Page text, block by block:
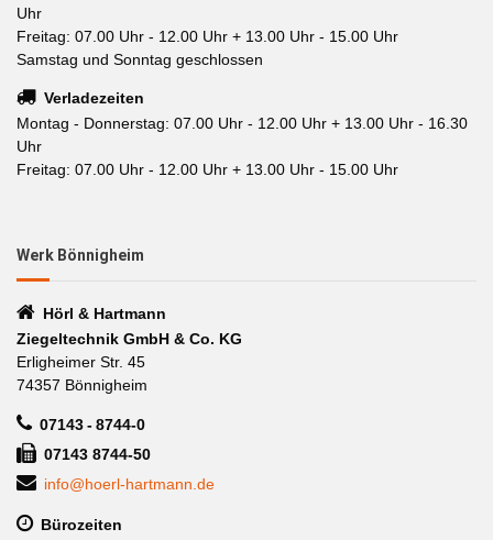
Uhr
Freitag: 07.00 Uhr - 12.00 Uhr + 13.00 Uhr - 15.00 Uhr
Samstag und Sonntag geschlossen
Verladezeiten
Montag - Donnerstag: 07.00 Uhr - 12.00 Uhr + 13.00 Uhr - 16.30
Uhr
Freitag: 07.00 Uhr - 12.00 Uhr + 13.00 Uhr - 15.00 Uhr
Werk Bönnigheim
Hörl & Hartmann
Ziegeltechnik GmbH & Co. KG
Erligheimer Str. 45
74357 Bönnigheim
07143 - 8744-0
07143 8744-50
info@hoerl-hartmann.de
Bürozeiten